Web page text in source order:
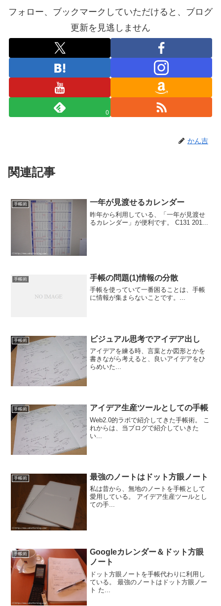
フォロー、ブックマークしていただけると、ブログ
更新を見逃しません
0
かん吉
関連記事
手帳術 一年が見渡せるカレンダー
昨年から利用している、「一年が見渡せ
るカレンダー」が便利です。 C131 201...
手帳術 手帳の問題(1)情報の分散
手帳を使っていて一番困ることは、手帳
に情報が集まらないことです。...
手帳術 ビジュアル思考でアイデア出し
アイデアを練る時、言葉とか図形とかを
書きながら考えると、良いアイデアをひ
らめいた...
手帳術 アイデア生産ツールとしての手帳
Web2.0的ラボで紹介してきた手帳術。 こ
れからは、当ブログで紹介していきた
い...
手帳術 最強のノートはドット方眼ノート
私は昔から、無地のノートを手帳として
愛用している。 アイデア生産ツールとし
ての手...
手帳術
Googleカレンダー＆ドット方眼
ノート
ドット方眼ノートを手帳代わりに利用し
ている。 最強のノートはドット方眼ノー
ト た...